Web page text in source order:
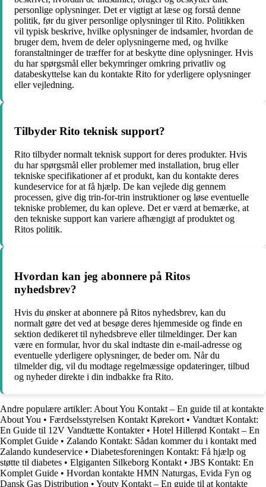
personlige oplysninger. Det er vigtigt at læse og forstå denne
politik, før du giver personlige oplysninger til Rito. Politikken
vil typisk beskrive, hvilke oplysninger de indsamler, hvordan de
bruger dem, hvem de deler oplysningerne med, og hvilke
foranstaltninger de træffer for at beskytte dine oplysninger. Hvis
du har spørgsmål eller bekymringer omkring privatliv og
databeskyttelse kan du kontakte Rito for yderligere oplysninger
eller vejledning.
Tilbyder Rito teknisk support?
Rito tilbyder normalt teknisk support for deres produkter. Hvis
du har spørgsmål eller problemer med installation, brug eller
tekniske specifikationer af et produkt, kan du kontakte deres
kundeservice for at få hjælp. De kan vejlede dig gennem
processen, give dig trin-for-trin instruktioner og løse eventuelle
tekniske problemer, du kan opleve. Det er værd at bemærke, at
den tekniske support kan variere afhængigt af produktet og
Ritos politik.
Hvordan kan jeg abonnere på Ritos
nyhedsbrev?
Hvis du ønsker at abonnere på Ritos nyhedsbrev, kan du
normalt gøre det ved at besøge deres hjemmeside og finde en
sektion dedikeret til nyhedsbreve eller tilmeldinger. Der kan
være en formular, hvor du skal indtaste din e-mail-adresse og
eventuelle yderligere oplysninger, de beder om. Når du
tilmelder dig, vil du modtage regelmæssige opdateringer, tilbud
og nyheder direkte i din indbakke fra Rito.
Andre populære artikler: About You Kontakt – En guide til at kontakte
About You • Færdselsstyrelsen Kontakt Kørekort • Vandtæt Kontakt:
En Guide til 12V Vandtætte Kontakter• Hotel Hillerød Kontakt – En
Komplet Guide • Zalando Kontakt: Sådan kommer du i kontakt med
Zalando kundeservice • Diabetesforeningen Kontakt: Få hjælp og
støtte til diabetes • Elgiganten Silkeborg Kontakt • JBS Kontakt: En
Komplet Guide • Hvordan kontakte HMN Naturgas, Evida Fyn og
Dansk Gas Distribution • Youtv Kontakt – En guide til at kontakte